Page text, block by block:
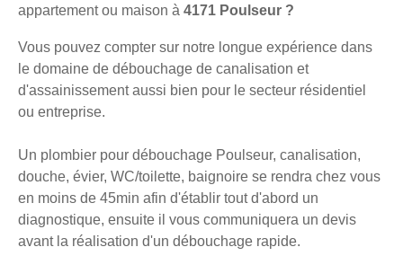
appartement ou maison à 4171 Poulseur ?
Vous pouvez compter sur notre longue expérience dans
le domaine de débouchage de canalisation et
d'assainissement aussi bien pour le secteur résidentiel
ou entreprise.
Un plombier pour débouchage Poulseur, canalisation,
douche, évier, WC/toilette, baignoire se rendra chez vous
en moins de 45min afin d'établir tout d'abord un
diagnostique, ensuite il vous communiquera un devis
avant la réalisation d'un débouchage rapide.